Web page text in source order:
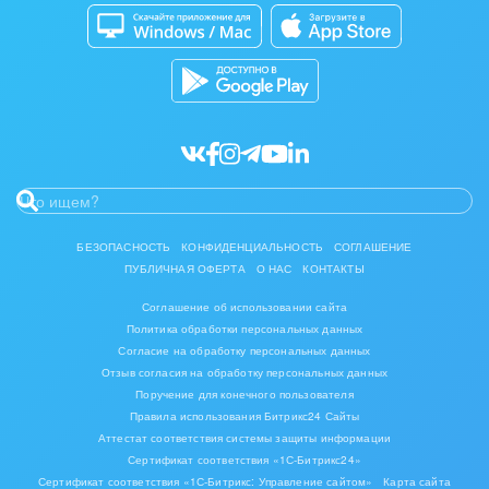
Мода, одежда, аксессуары, стиль
Рынки и торговля
Связь и телекоммуникации
Финансы, бухгалтерия, банки
Химия и нефтехимия
Электроэнергетика
Кибербезопасность
Разработчикам приложений
БЕЗОПАСНОСТЬ КОНФИДЕНЦИАЛЬНОСТЬ
СОГЛАШЕНИЕ
ПУБЛИЧНАЯ ОФЕРТА
О НАС КОНТАКТЫ
Соглашение об использовании сайта
Политика обработки персональных данных
Согласие на обработку персональных данных
Отзыв согласия на обработку персональных данных
Поручение для конечного пользователя
Правила использования Битрикс24 Сайты
Аттестат соответствия системы защиты информации
Сертификат соответствия «1С-Битрикс24»
Сертификат соответствия «1С-Битрикс: Управление сайтом»
Карта сайта